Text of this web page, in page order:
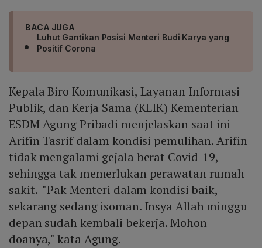
BACA JUGA
Luhut Gantikan Posisi Menteri Budi Karya yang
Positif Corona
Kepala Biro Komunikasi, Layanan Informasi
Publik, dan Kerja Sama (KLIK) Kementerian
ESDM Agung Pribadi menjelaskan saat ini
Arifin Tasrif dalam kondisi pemulihan. Arifin
tidak mengalami gejala berat Covid-19,
sehingga tak memerlukan perawatan rumah
sakit. "Pak Menteri dalam kondisi baik,
sekarang sedang isoman. Insya Allah minggu
depan sudah kembali bekerja. Mohon
doanya," kata Agung.